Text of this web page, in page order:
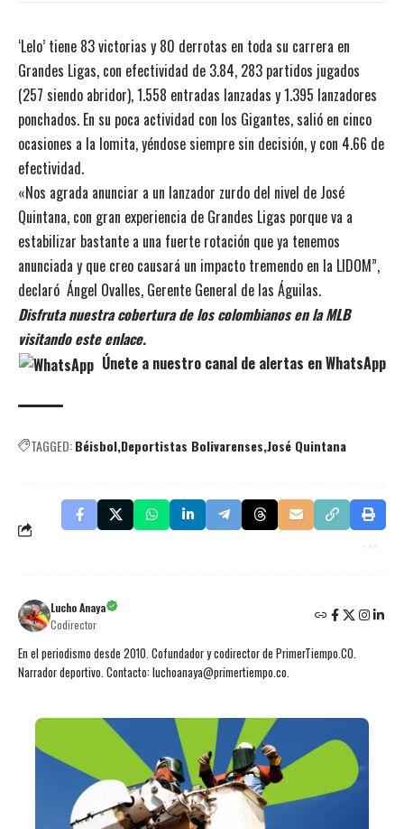
‘Lelo’ tiene 83 victorias y 80 derrotas en toda su carrera en
Grandes Ligas, con efectividad de 3.84, 283 partidos jugados
(257 siendo abridor), 1.558 entradas lanzadas y 1.395 lanzadores
ponchados. En su poca actividad con los Gigantes, salió en cinco
ocasiones a la lomita, yéndose siempre sin decisión, y con 4.66 de
efectividad.
«Nos agrada anunciar a un lanzador zurdo del nivel de José
Quintana, con gran experiencia de Grandes Ligas porque va a
estabilizar bastante a una fuerte rotación que ya tenemos
anunciada y que creo causará un impacto tremendo en la LIDOM”,
declaró Ángel Ovalles, Gerente General de las Águilas.
Disfruta nuestra cobertura de los colombianos en la MLB
visitando este enlace.
Únete a nuestro canal de alertas en WhatsApp
TAGGED:Béisbol Deportistas Bolivarenses José Quintana
Lucho Anaya
Codirector
En el periodismo desde 2010. Cofundador y codirector de PrimerTiempo.CO.
Narrador deportivo. Contacto: luchoanaya@primertiempo.co.